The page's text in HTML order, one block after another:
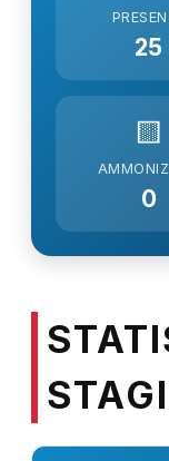
25
🟨
0